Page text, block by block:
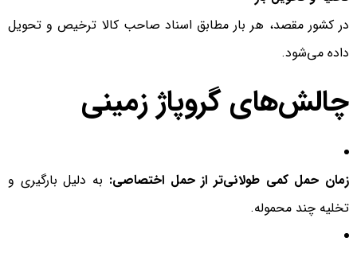
در کشور مقصد، هر بار مطابق اسناد صاحب کالا ترخیص و تحویل
داده می‌شود.
چالش‌های گروپاژ زمینی
زمان حمل کمی طولانی‌تر از حمل اختصاصی: به دلیل بارگیری و
تخلیه چند محموله.